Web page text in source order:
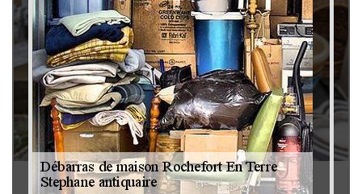
Brocanteur 79